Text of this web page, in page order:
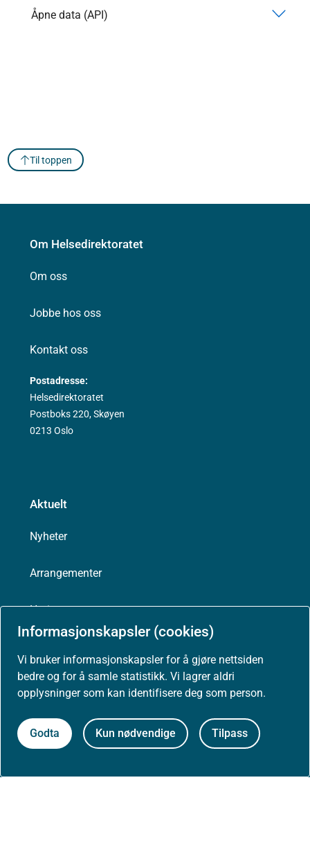
Informasjonskapsler (cookies)
Vi bruker informasjonskapsler for å gjøre nettsiden
bedre og for å samle statistikk. Vi lagrer aldri
opplysninger som kan identifisere deg som person.
Godta Kun nødvendige Tilpass
Åpne data (API)
Til toppen
Om Helsedirektoratet
Om oss
Jobbe hos oss
Kontakt oss
Postadresse:
Helsedirektoratet
Postboks 220, Skøyen
0213 Oslo
Aktuelt
Nyheter
Arrangementer
Høringer
Om nettstedet